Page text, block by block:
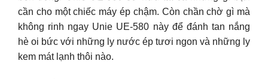
cần cho một chiếc máy ép chậm. Còn chần chờ gì mà
không rinh ngay Unie UE-580 này để đánh tan nắng
hè oi bức với những ly nước ép tươi ngon và những ly
kem mát lạnh thôi nào.